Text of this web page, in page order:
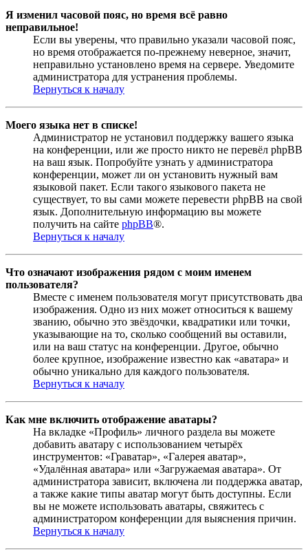
Я изменил часовой пояс, но время всё равно
неправильное!
Если вы уверены, что правильно указали часовой пояс,
но время отображается по-прежнему неверное, значит,
неправильно установлено время на сервере. Уведомите
администратора для устранения проблемы.
Вернуться к началу
Моего языка нет в списке!
Администратор не установил поддержку вашего языка
на конференции, или же просто никто не перевёл phpBB
на ваш язык. Попробуйте узнать у администратора
конференции, может ли он установить нужный вам
языковой пакет. Если такого языкового пакета не
существует, то вы сами можете перевести phpBB на свой
язык. Дополнительную информацию вы можете
получить на сайте phpBB®.
Вернуться к началу
Что означают изображения рядом с моим именем
пользователя?
Вместе с именем пользователя могут присутствовать два
изображения. Одно из них может относиться к вашему
званию, обычно это звёздочки, квадратики или точки,
указывающие на то, сколько сообщений вы оставили,
или на ваш статус на конференции. Другое, обычно
более крупное, изображение известно как «аватара» и
обычно уникально для каждого пользователя.
Вернуться к началу
Как мне включить отображение аватары?
На вкладке «Профиль» личного раздела вы можете
добавить аватару с использованием четырёх
инструментов: «Граватар», «Галерея аватар»,
«Удалённая аватара» или «Загружаемая аватара». От
администратора зависит, включена ли поддержка аватар,
а также какие типы аватар могут быть доступны. Если
вы не можете использовать аватары, свяжитесь с
администратором конференции для выяснения причин.
Вернуться к началу